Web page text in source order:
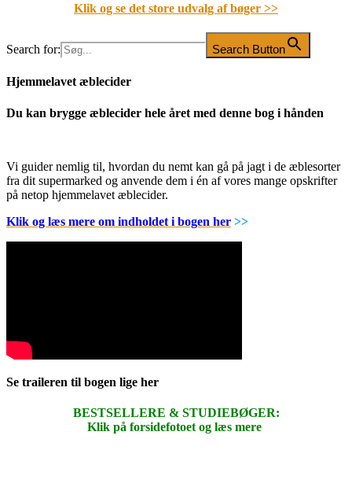
Klik og se det store udvalg af bøger >>
Search for: Search Button
Hjemmelavet æblecider
Du kan brygge æblecider hele året med denne bog i hånden
Vi guider nemlig til, hvordan du nemt kan gå på jagt i de æblesorter
fra dit supermarked og anvende dem i én af vores mange opskrifter
på netop hjemmelavet æblecider.
Klik og læs mere om indholdet i bogen her >>
Se traileren til bogen lige her
BESTSELLERE & STUDIEBØGER:
Klik på forsidefotoet og læs mere